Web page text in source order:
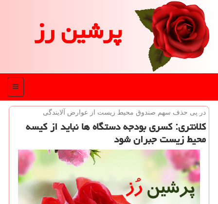
پرشین رز
منو
در پی حذف سهم صندوق محیط زیست از عوارض آلایندگی
كلانتری: كسری بودجه دستگاه ها نباید از كیسه
محیط زیست جبران شود